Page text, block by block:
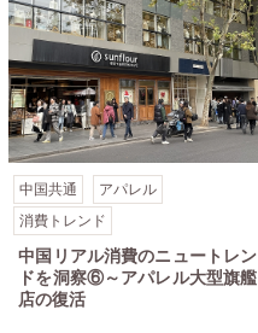
中国共通
アパレル
消費トレンド
中国リアル消費のニュートレン
ドを洞察⑥～アパレル大型旗艦
店の復活